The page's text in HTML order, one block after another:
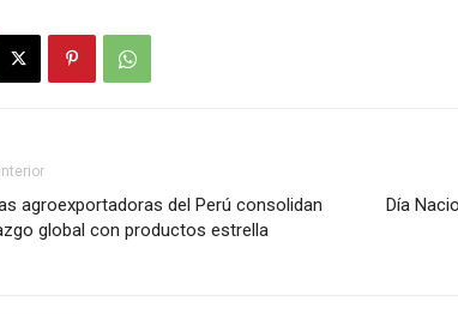
agroexportadoras del Perú consolidan
global con productos estrella
Día